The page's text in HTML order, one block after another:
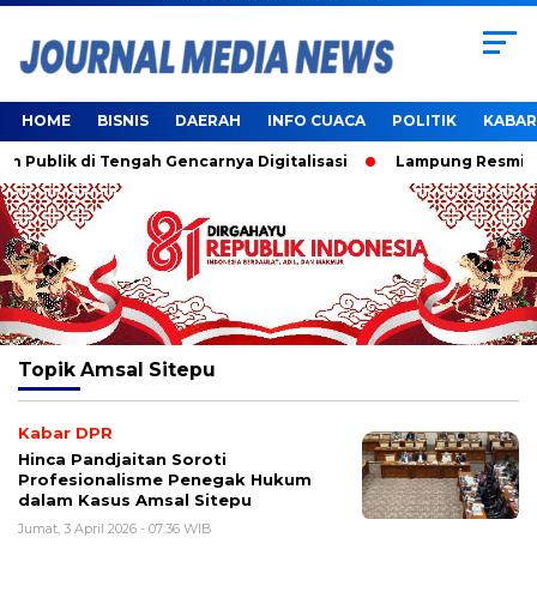
HOME BISNIS DAERAH INFO CUACA POLITIK
di Tengah Gencarnya Digitalisasi Lampung Resmi
Topik Amsal Sitepu
Kabar DPR
Hinca Pandjaitan Soroti
Profesionalisme Penegak Hukum
dalam Kasus Amsal Sitepu
Jumat, 3 April 2026 - 07:36 WIB